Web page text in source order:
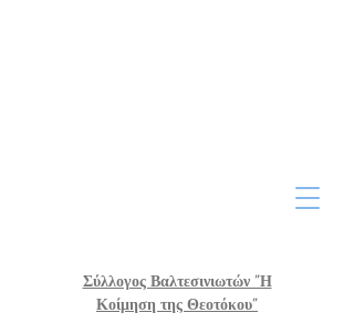
Σύλλογος Βαλτεσινιωτών "Η
Κοίμηση της Θεοτόκου"